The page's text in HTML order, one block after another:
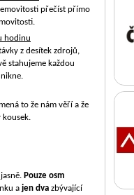
přečíst přímo
hodinu
z desítek zdrojů,
stahujeme každou
to že nám věří a že
kousek.
Pouze osm
a jen dva zbývající